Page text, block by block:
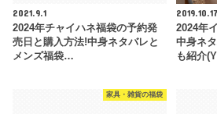
2021.9.1
2024年チャイハネ福袋の予約発
売日と購入方法!中身ネタバレと
メンズ福袋…
2019.10.17
2024年
中身ネ
も紹介
家具・雑貨の福袋